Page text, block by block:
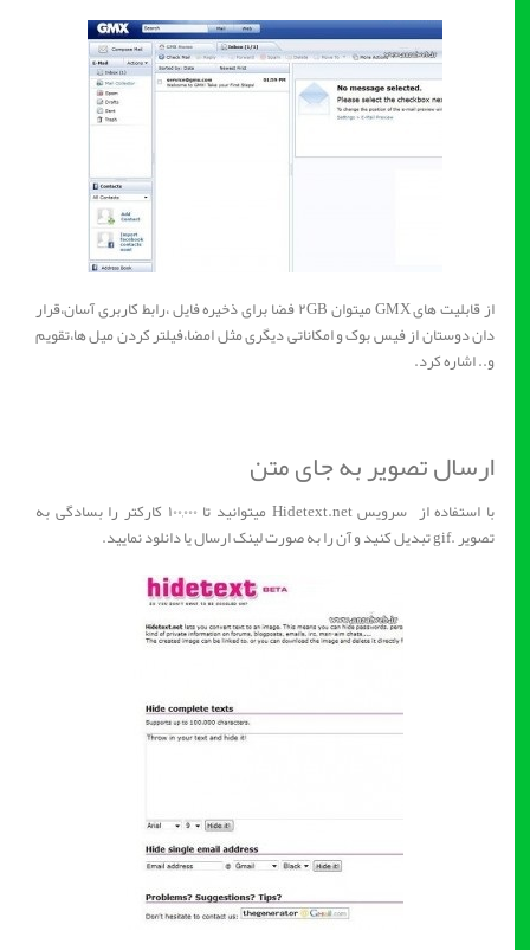
از قابلیت های GMX میتوان ۲GB فضا برای ذخیره فایل ،رابط کاربری آسان،قرار
دان دوستان از فیس بوک و امکاناتی دیگری مثل امضا،فیلتر کردن میل ها،تقویم
و.. اشاره کرد.
ارسال تصویر به جای متن
با استفاده از سرویس Hidetext.net میتوانید تا ۱۰۰,۰۰۰ کارکتر را بسادگی به
تصویر .gif تبدیل کنید و آن را به صورت لینک ارسال یا دانلود نمایید.